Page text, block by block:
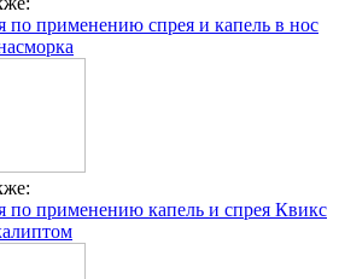
по применению спрея и капель в нос
по применению капель и спрея Квикс